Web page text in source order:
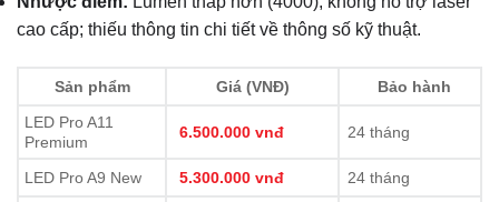
cao cấp; thiếu thông tin chi tiết về thông số kỹ thuật.
Sản phẩm Giá (VNĐ)
Bảo hành
LED Pro A11
Premium
6.500.000 vnđ 24 tháng
LED Pro A9 New 5.300.000 vnđ
24 tháng